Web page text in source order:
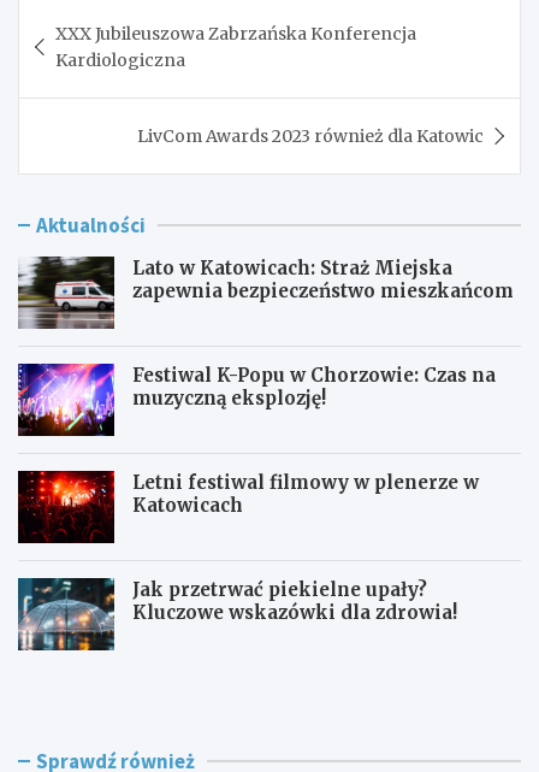
wpisu
XXX Jubileuszowa Zabrzańska Konferencja
Kardiologiczna
LivCom Awards 2023 również dla Katowic
Aktualności
Lato w Katowicach: Straż Miejska
zapewnia bezpieczeństwo mieszkańcom
Festiwal K-Popu w Chorzowie: Czas na
muzyczną eksplozję!
Letni festiwal filmowy w plenerze w
Katowicach
Jak przetrwać piekielne upały?
Kluczowe wskazówki dla zdrowia!
L
K
F
w Sprawdź również